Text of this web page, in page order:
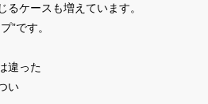
ケースも増えています。
”です。
違った
い